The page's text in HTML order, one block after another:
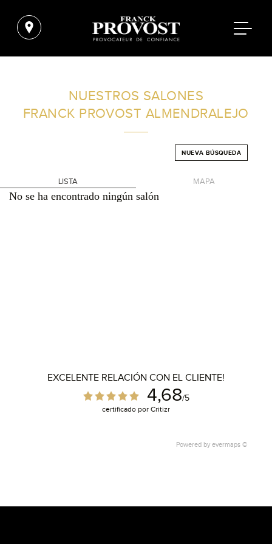
FILTROS AVANZADOS
NUESTROS SALONES
FRANCK PROVOST ALMENDRALEJO
NUEVA BÚSQUEDA
LISTA MAPA
No se ha encontrado ningún salón
EXCELENTE RELACIÓN CON EL CLIENTE!
4,68/5
certificado por Critizr
Powered by evermaps ©